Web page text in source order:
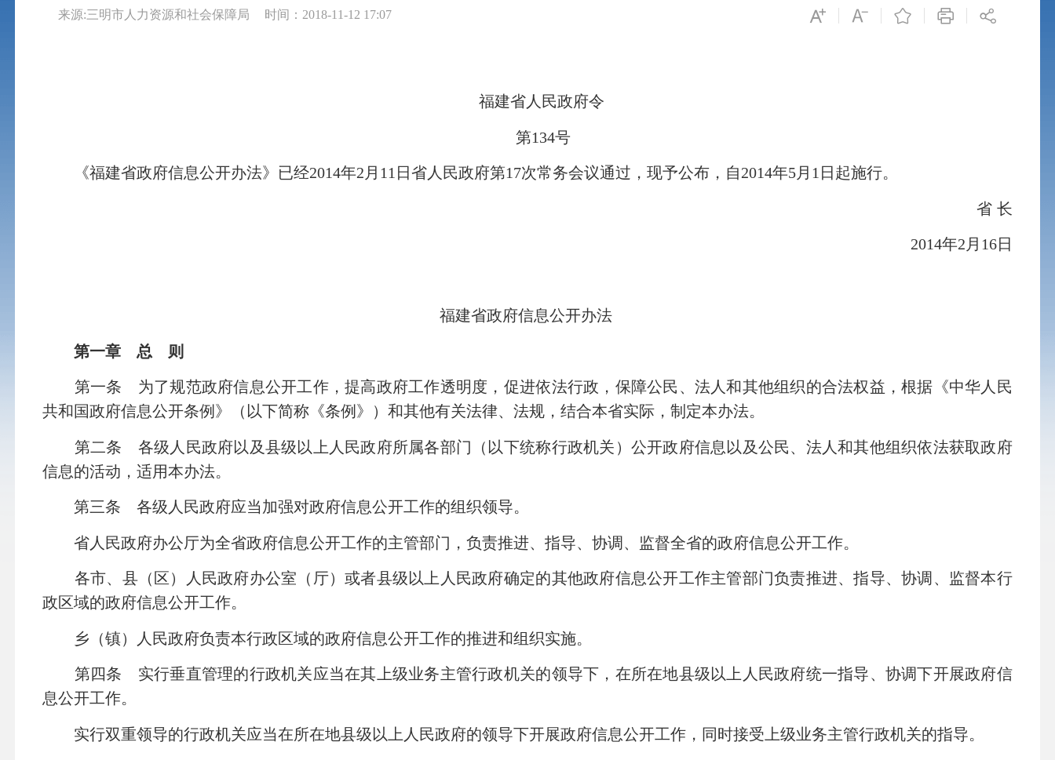
来源:三明市人力资源和社会保障局 时间：2018-11-12 17:07
福建省人民政府令
第134号
《福建省政府信息公开办法》已经2014年2 月 11 日省人民政府第17次常务会议通过，现予公布，自2014年5月 1 日起施行。
省 长
2014年2 月 16日
福建省政府信息公开办法
第一章 总 则
第一条 为了规范政府信息公开工作，提高政府工作透明度，促进依法行政，保障公民、法人和其他组织的合法权益，根据《中华人民
共和国政府信息公开条例》（以下简称《条例》）和其他有关法律、法规，结合本省实际，制定本办法。
第二条 各级人民政府以及县级以上人民政府所属各部门（以下统称行政机关）公开政府信息以及公民、法人和其他组织依法获取政府
信息的活动，适用本办法。
第三条 各级人民政府应当加强对政府信息公开工作的组织领导。
省人民政府办公厅为全省政府信息公开工作的主管部门，负责推进、指导、协调、监督全省的政府信息公开工作。
各市、县（区）人民政府办公室（厅）或者县级以上人民政府确定的其他政府信息公开工作主管部门负责推进、指导、协调、监督本行
政区域的政府信息公开工作。
乡（镇）人民政府负责本行政区域的政府信息公开工作的推进和组织实施。
第四条 实行垂直管理的行政机关应当在其上级业务主管行政机关的领导下，在所在地县级以上人民政府统一指导、协调下开展政府信
息公开工作。
实行双重领导的行政机关应当在所在地县级以上人民政府的领导下开展政府信息公开工作，同时接受上级业务主管行政机关的指导。